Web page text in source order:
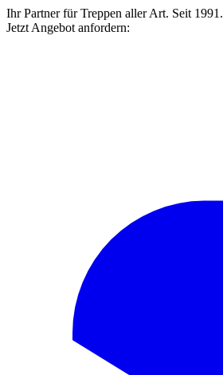
Ihr Partner für Treppen aller Art. Seit 1991.
Jetzt Angebot anfordern: